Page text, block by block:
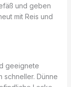
und geben
mit Reis und
geeignete
schneller. Dünne